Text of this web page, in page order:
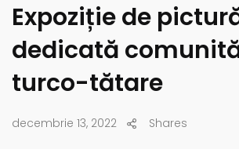
Expoziție de
dedicată
turco-tătare
decembrie 13, 2022 Shares